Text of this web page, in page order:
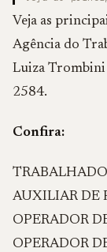
Veja as
Agência do
Luiza Trombini
2584.
Confira:
AUXILIAR DE
OPERADOR
OPERADOR